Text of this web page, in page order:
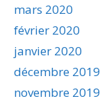
mars 2020
février 2020
janvier 2020
décembre 2019
novembre 2019